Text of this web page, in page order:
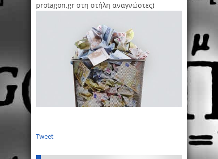
protagon.gr στη στήλη αναγνώστες)
Tweet